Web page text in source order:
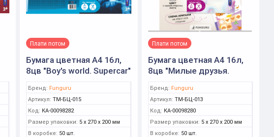
Плати потом
Бумага цветная А4 16л,
8цв "Boy's world. Supercar"
Бренд: Funguru
Артикул: ТМ-БЦ-015
Код: КА-00098282
Размер упаковки: 5 x 270 x 200 мм
В коробке: 50 шт.
Плати потом
Бумага цветная А4 16л,
8цв "Милые друзья.
Бренд: Funguru
Артикул: ТМ-БЦ-013
Код: КА-00098280
Размер упаковки: 5 x 270 x 200 мм
В коробке: 50 шт.